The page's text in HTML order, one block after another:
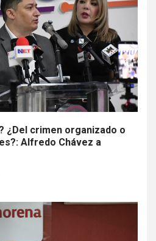
¿Del crimen organizado o
Alfredo Chávez a